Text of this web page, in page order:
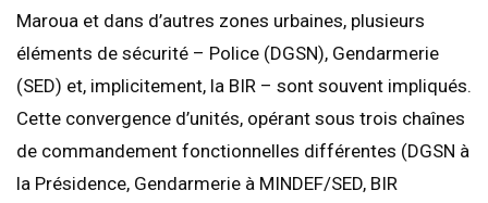
Maroua et dans d’autres zones urbaines, plusieurs
éléments de sécurité – Police (DGSN), Gendarmerie
(SED) et, implicitement, la BIR – sont souvent impliqués.
Cette convergence d’unités, opérant sous trois chaînes
de commandement fonctionnelles différentes (DGSN à
la Présidence, Gendarmerie à MINDEF/SED, BIR